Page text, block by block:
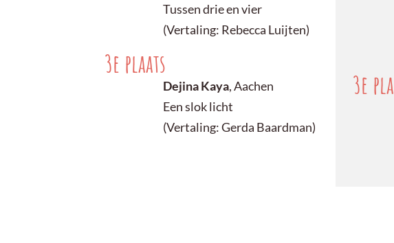
Tussen drie en vier
(Vertaling: Rebecca Luijten)
3e plaats
Dejina Kaya, Aachen
Een slok licht
(Vertaling: Gerda Baardman)
3e